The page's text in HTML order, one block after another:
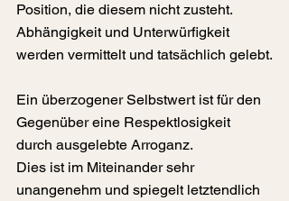
Position, die diesem nicht zusteht.
Abhängigkeit und Unterwürfigkeit
werden vermittelt und tatsächlich gelebt.
Ein überzogener Selbstwert ist für den
Gegenüber eine Respektlosigkeit
durch ausgelebte Arroganz.
Dies ist im Miteinander sehr
unangenehm und spiegelt letztendlich